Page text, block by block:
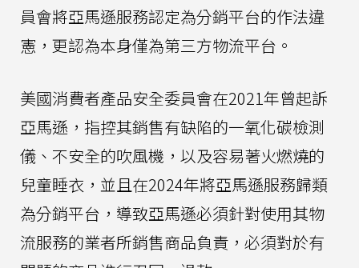
員會將亞馬遜服務認定為分銷平台的作法違
憲，更認為本身僅為第三方物流平台。
美國消費者產品安全委員會在2021年曾起訴
亞馬遜，指控其銷售有缺陷的一氧化碳檢測
儀、不安全的吹風機，以及容易著火燃燒的
兒童睡衣，並且在2024年將亞馬遜服務歸類
為分銷平台，導致亞馬遜必須針對使用其物
流服務的業者所銷售商品負責，必須對於有